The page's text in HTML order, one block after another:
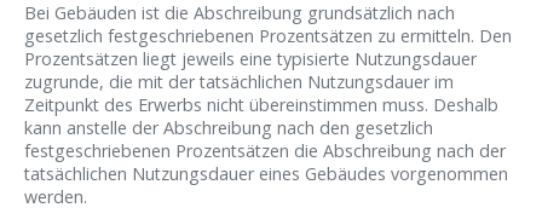
Bei Gebäuden ist die Abschreibung grundsätzlich nach
gesetzlich festgeschriebenen Prozentsätzen zu ermitteln. Den
Prozentsätzen liegt jeweils eine typisierte Nutzungsdauer
zugrunde, die mit der tatsächlichen Nutzungsdauer im
Zeitpunkt des Erwerbs nicht übereinstimmen muss. Deshalb
kann anstelle der Abschreibung nach den gesetzlich
festgeschriebenen Prozentsätzen die Abschreibung nach der
tatsächlichen Nutzungsdauer eines Gebäudes vorgenommen
werden.